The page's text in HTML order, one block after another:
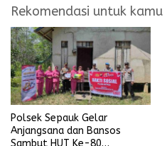
Rekomendasi untuk kamu
Polsek Sepauk Gelar
Anjangsana dan Bansos